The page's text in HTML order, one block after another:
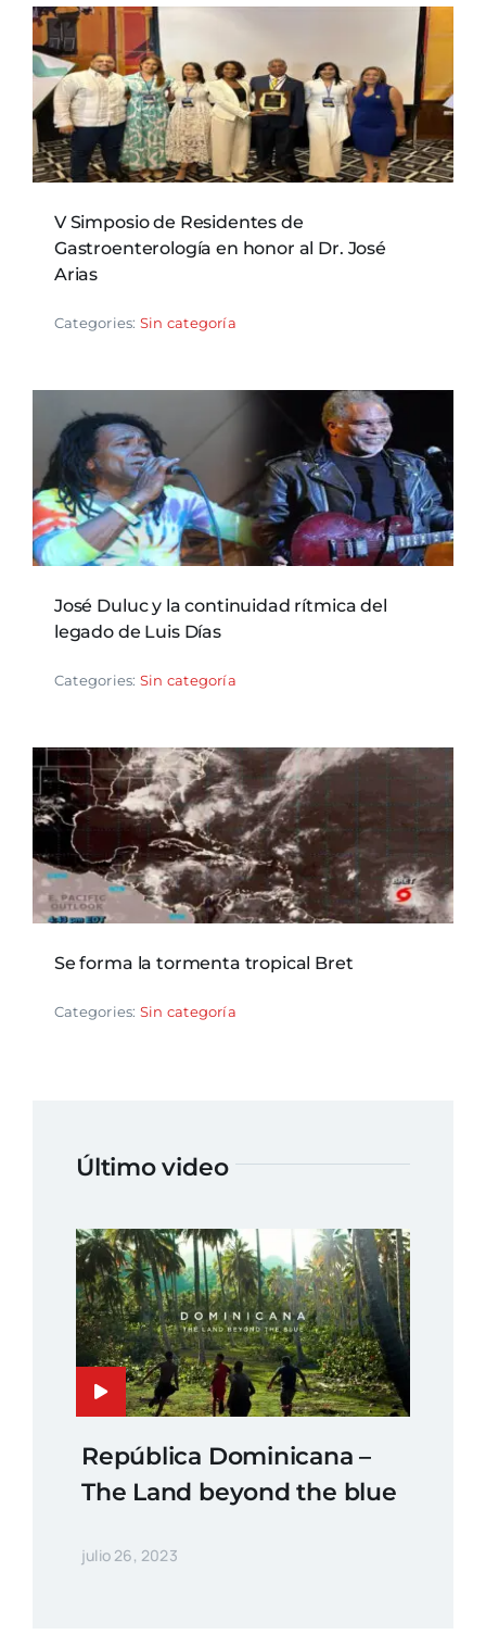
V Simposio de Residentes de
Gastroenterología en honor al Dr. José
Arias
Categories: Sin categoría
José Duluc y la continuidad rítmica del
legado de Luis Días
Categories: Sin categoría
Se forma la tormenta tropical Bret
Categories: Sin categoría
Último video
República Dominicana –
The Land beyond the blue
julio 26, 2023